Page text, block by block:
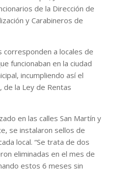
de la Dirección de
y Carabineros de
corresponden a locales de
funcionaban en la ciudad
incumpliendo así el
de la Ley de Rentas
en las calles San Martín y
se instalaron sellos de
local. “Se trata de dos
eliminadas en el mes de
estos 6 meses sin